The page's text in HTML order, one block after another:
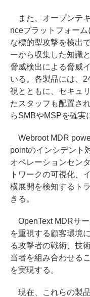
また、オープンテ
nceプラットフォー
な標的型攻撃を検出
ーから収集した知識
脅威検出による脅威
いる。各製品には、
視とともに、セキュ
たスタッフも配置さ
らSMBやMSPを確実
Webroot MDR
pointのインシデント
オペレーションセン
トワークの可視化、
横展開を検知するト
きる。
OpenText MDRサ
を重視する顧客環境
る攻撃者の戦術、技
当者を組み合わせる
を実現する。
現在、これらの製